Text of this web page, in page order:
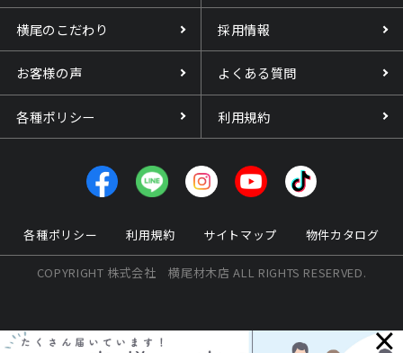
横尾のこだわり 採用情報
お客様の声 よくある質問
各種ポリシー 利用規約
各種ポリシー 利用規約 サイトマップ 物件カタログ
COPYRIGHT 株式会社 横尾材木店 ALL RIGHTS RESERVED.
×